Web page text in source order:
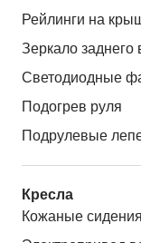
Рейлинги на
Зеркало заднего
Светодиодные
Подогрев руля
Подрулевые
Кресла
Кожаные сидения